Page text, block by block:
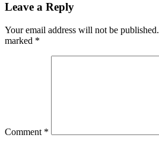
Leave a Reply
Your email address will not be published.
marked *
Comment *